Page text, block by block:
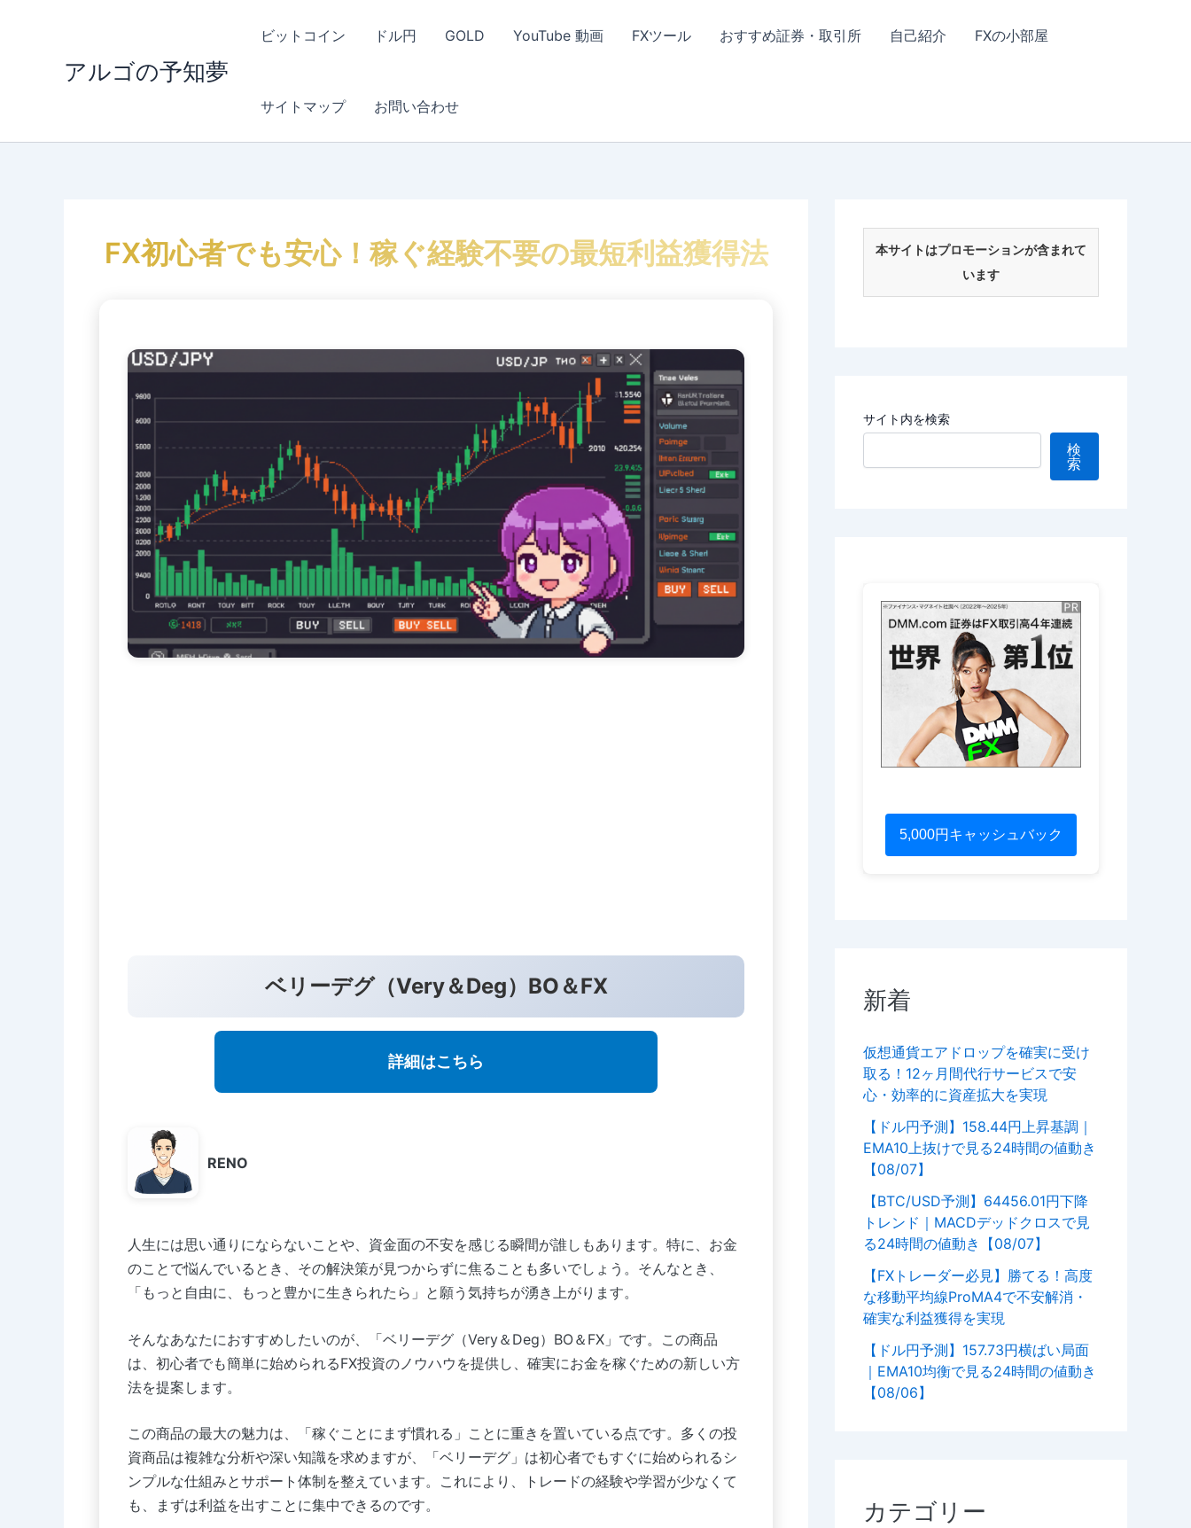
プ
アルゴの予知夢
ビットコイン ドル円 GOLD YouTube 動画 FXツール おすすめ証券・取引所 自己紹介 FXの小部屋
サイトマップ お問い合わせ
FX初心者でも安心！稼ぐ経験不要の最短利益獲得法
ベリーデグ（Very＆Deg）BO＆FX
詳細はこちら
RENO
人生には思い通りにならないことや、資金面の不安を感じる瞬間が誰しもあります。特に、お金
のことで悩んでいるとき、その解決策が見つからずに焦ることも多いでしょう。そんなとき、
「もっと自由に、もっと豊かに生きられたら」と願う気持ちが湧き上がります。
そんなあなたにおすすめしたいのが、「ベリーデグ（Very＆Deg）BO＆FX」です。この商品
は、初心者でも簡単に始められるFX投資のノウハウを提供し、確実にお金を稼ぐための新しい方
法を提案します。
この商品の最大の魅力は、「稼ぐことにまず慣れる」ことに重きを置いている点です。多くの投
資商品は複雑な分析や深い知識を求めますが、「ベリーデグ」は初心者でもすぐに始められるシ
ンプルな仕組みとサポート体制を整えています。これにより、トレードの経験や学習が少なくて
も、まずは利益を出すことに集中できるのです。
本サイトはプロモーションが含まれて
います
サイト内を検索
検
索
5,000円キャッシュバック
新着
仮想通貨エアドロップを確実に受け
取る！12ヶ月間代行サービスで安
心・効率的に資産拡大を実現
【ドル円予測】158.44円上昇基調｜
EMA10上抜けで見る24時間の値動き
【08/07】
【BTC/USD予測】64456.01円下降
トレンド｜MACDデッドクロスで見
る24時間の値動き【08/07】
【FXトレーダー必見】勝てる！高度
な移動平均線ProMA4で不安解消・
確実な利益獲得を実現
【ドル円予測】157.73円横ばい局面
｜EMA10均衡で見る24時間の値動き
【08/06】
カテゴリー